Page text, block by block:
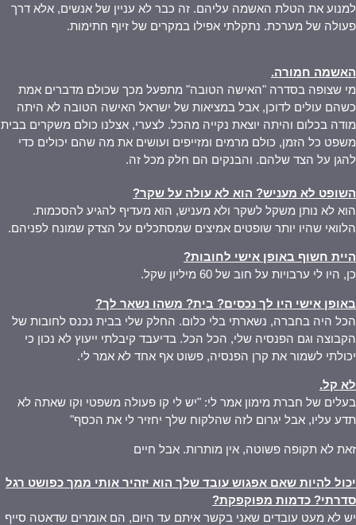
למנוע את הטלת האשמה עליהם. זה כבר לא עניין של אנשים, אלא דרך
פעולה של מערכת. נתקלתי אפילו במקרים של זיוף חתימות.
האשמה חמורה.
מי שצופה בסדרה "האישה הטובה" מתפעל מכך שכולם מדברים אמת
כשהם עולים לדוכן, אבל במציאות של ישראל האישה הטובה לא היתה
מודה בכלום והיתה יוצאת נקייה מהכל. לצערי, אצלנו כולם משקרים בבית
משפט כל הזמן, כולם מרמים ומזייפים ועושים את מה שהם יכולים כדי
להגן על הצד שלהם. והבנקים הם חלק מכל זה.
השופט לא מעניש? הוא לא עולה על שקר?
הוא לא נותן משקל לשקר ולא מעניש, הוא מעדיף להגיע להסכמות.
הלוואי שהיו יותר שופטים אמיצים שמסתכלים על הצדק שמונח לפניהם.
היית חשוף באופן אישי לחובות?
כן, היו לי ערבויות על חוב של 60 מיליון שקל.
באופן אישי היו לך נכסים? בית? משהו נשאר לך?
הכל היה בחברה, נשארתי בלי כלום. החלק שלי בבית נכנס לחובות של
הקבוצה וגם הפנסיה שלי, הכל הכל. בדיעבד קיבלתי ייעוץ לא נכון כי
יכולתי לשמור את קרן הפנסיה, פשוט אף אחד לא אמר לי.
לא קל.
בעלים של חברת מימון אמר לי: "יש לי קו פעולה משפטי וקו שאתה לא
תדע עליו, אבל יגרום לזה שהלקוח שלך יחזיר לי את הכסף"
זאת לא תקופה פשוטה, אין מותרות. אבל חיים
יכול להיות שאם אפגוש עובד שלך הוא יזהיר אותי ממך כפושט רגל
סדרתי? כדמות מפוקפקת?
יש לא מעט עובדים שאני בקשר איתם עד היום, הם אומרים שדאטה סייף